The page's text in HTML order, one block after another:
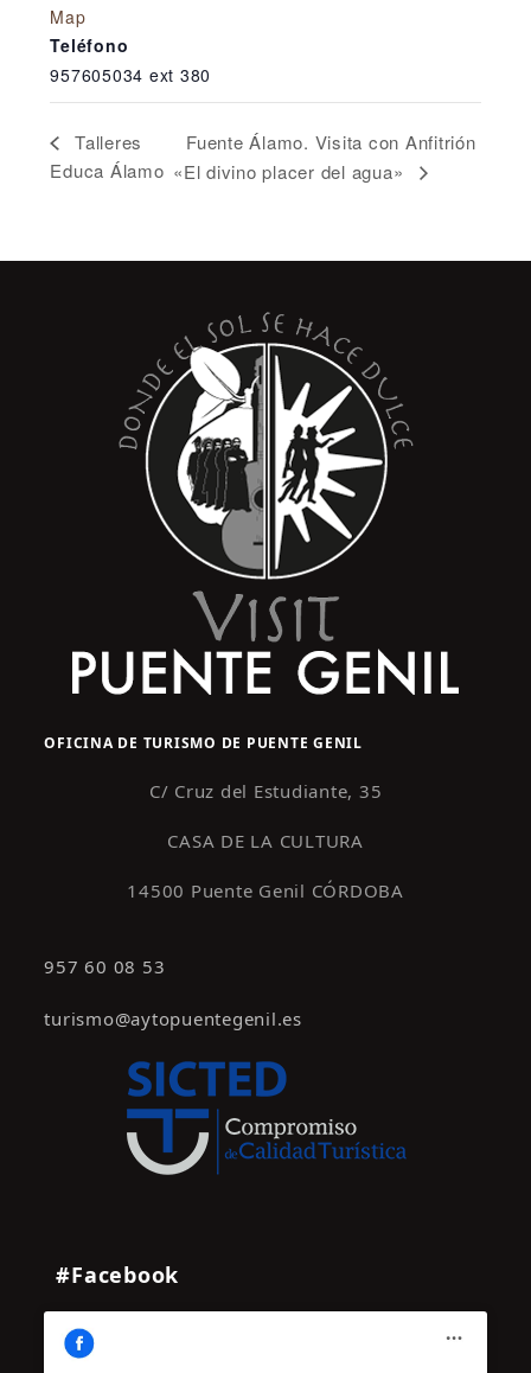
Map
Teléfono
957605034 ext 380
Talleres
Educa Álamo
Fuente Álamo. Visita con Anfitrión
«El divino placer del agua»
OFICINA DE TURISMO DE PUENTE GENIL
C/ Cruz del Estudiante, 35
CASA DE LA CULTURA
14500 Puente Genil CÓRDOBA
957 60 08 53
turismo@aytopuentegenil.es
#Facebook